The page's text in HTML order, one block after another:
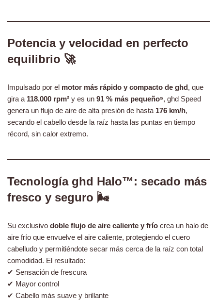
Potencia y velocidad en perfecto
equilibrio 🚀
Impulsado por el motor más rápido y compacto de ghd, que
gira a 118.000 rpm² y es un 91 % más pequeño⁵, ghd Speed
genera un flujo de aire de alta presión de hasta 176 km/h,
secando el cabello desde la raíz hasta las puntas en tiempo
récord, sin calor extremo.
Tecnología ghd Halo™: secado más
fresco y seguro 🌬️
Su exclusivo doble flujo de aire caliente y frío crea un halo de
aire frío que envuelve el aire caliente, protegiendo el cuero
cabelludo y permitiéndote secar más cerca de la raíz con total
comodidad. El resultado:
✔ Sensación de frescura
✔ Mayor control
✔ Cabello más suave y brillante